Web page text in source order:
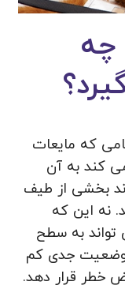
چه
که مایعات
کند به آن
بخشی از طیف
نه این که
به سطح
وضعیت جدی کم
خطر قرار دهد.